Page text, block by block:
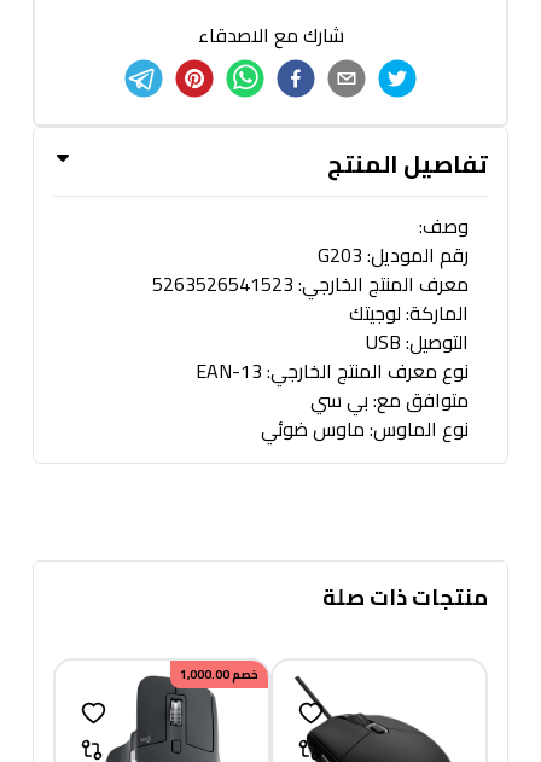
شارك مع الاصدقاء
تفاصيل المنتج
وصف:
رقم الموديل: G203
معرف المنتج الخارجي: 5263526541523
الماركة: لوجيتك
التوصيل: USB
نوع معرف المنتج الخارجي: EAN-13
متوافق مع: بي سي
نوع الماوس: ماوس ضوئي
منتجات ذات صلة
خصم1,000.00